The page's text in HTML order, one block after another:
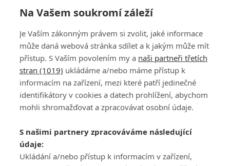
PŘIHLÁSIT
REGISTROVAT
DISKUZE
Šéfredaktorkou webu jePetr Slavík, e-mailserialy@fandimefilmu.cz
Máte-li zájem o inzerci na našem webu napište nám na e-mail
studio@koncal.com
Na Vašem soukromí záleží
Je Vaším zákonným právem si zvolit, jaké informace
může daná webová stránka sdílet a k jakým může mít
přístup. S Vaším povolením my a naši partneři třetích
stran (1019) ukládáme a/nebo máme přístup k
informacím na zařízení, mezi které patří jedinečné
identifikátory v cookies a datech prohlížení, abychom
mohli shromažďovat a zpracovávat osobní údaje.
S našimi partnery zpracováváme následující
údaje:
Ukládání a/nebo přístup k informacím v zařízení,